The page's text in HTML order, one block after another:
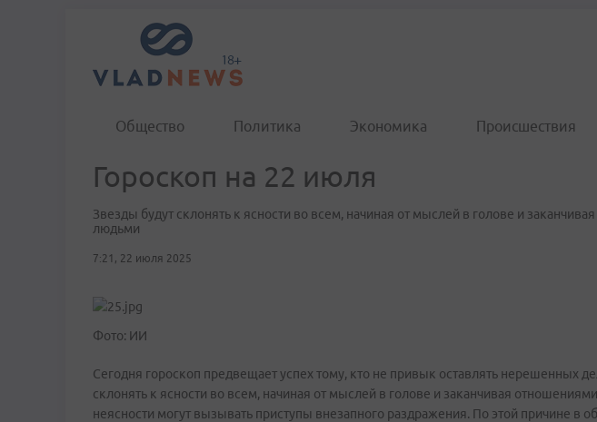
Общество Политика Экономика Происшествия
Гороскоп на 22 июля
Звезды будут склонять к ясности во всем, начиная от мыслей в голове и
людьми
7:21, 22 июля 2025
Фото: ИИ
Сегодня гороскоп предвещает успех тому, кто не привык оставлять нерешенных
склонять к ясности во всем, начиная от мыслей в голове и заканчивая
неясности могут вызывать приступы внезапного раздражения. По этой причине